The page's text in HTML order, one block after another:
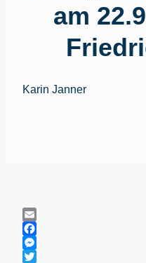
am
Karin Janner
Email
Facebook
Messenger